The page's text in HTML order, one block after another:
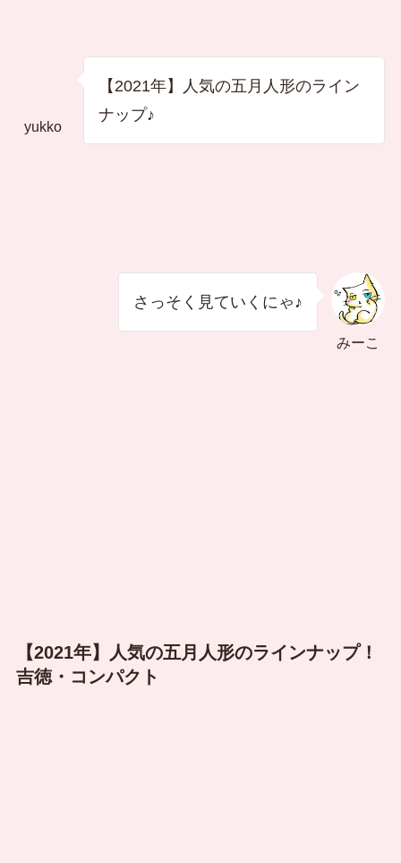
yukko
【2021年】人気の五月人形のライン
ナップ♪
みーこ
さっそく見ていくにゃ♪
【2021年】人気の五月人形のラインナップ！
吉徳・コンパクト